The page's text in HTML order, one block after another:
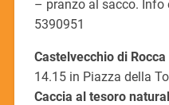
– pranzo al sacco. Info
5390951
Castelvecchio di
14.15 in Piazza della
Caccia al tesoro